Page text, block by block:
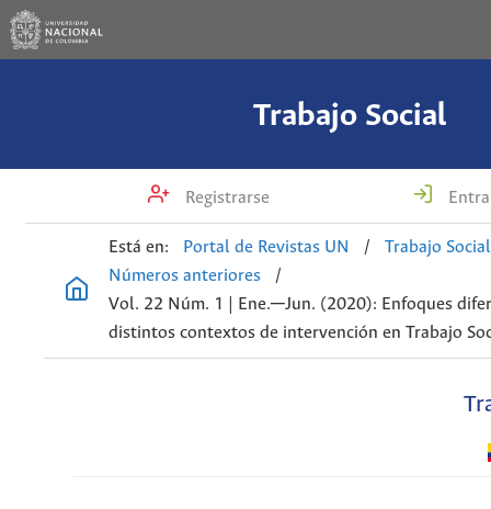
Trabajo Social
Registrarse
Está en: Portal de Revistas UN /
Trabajo Social
Números anteriores
/
Vol. 22 Núm. 1 | Ene.─Jun. (2020): Enfoques
distintos contextos de intervención en Trabajo